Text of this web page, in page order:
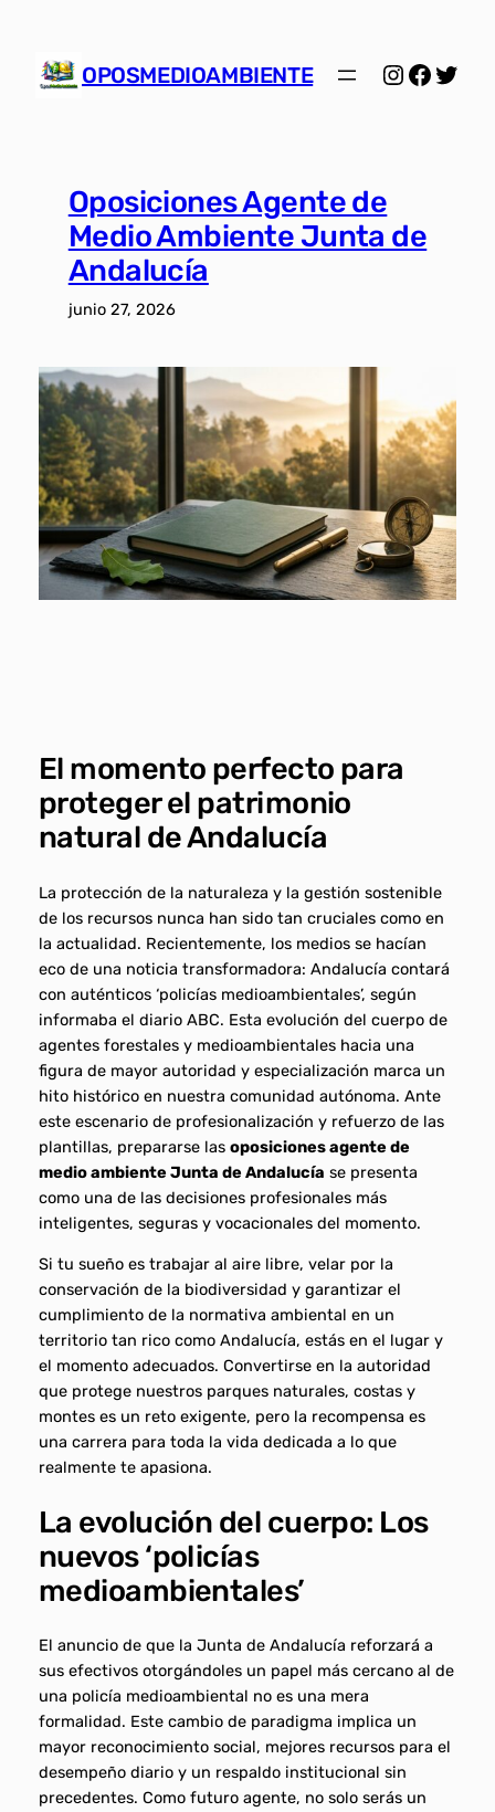
contenidoOPOSMEDIOAMBIENTE
Oposiciones Agente de
Medio Ambiente Junta de
Andalucía
junio 27, 2026
El momento perfecto para
proteger el patrimonio
natural de Andalucía
La protección de la naturaleza y la gestión sostenible
de los recursos nunca han sido tan cruciales como en
la actualidad. Recientemente, los medios se hacían
eco de una noticia transformadora: Andalucía contará
con auténticos ‘policías medioambientales’, según
informaba el diario ABC. Esta evolución del cuerpo de
agentes forestales y medioambientales hacia una
figura de mayor autoridad y especialización marca un
hito histórico en nuestra comunidad autónoma. Ante
este escenario de profesionalización y refuerzo de las
plantillas, prepararse las oposiciones agente de
medio ambiente Junta de Andalucía se presenta
como una de las decisiones profesionales más
inteligentes, seguras y vocacionales del momento.
Si tu sueño es trabajar al aire libre, velar por la
conservación de la biodiversidad y garantizar el
cumplimiento de la normativa ambiental en un
territorio tan rico como Andalucía, estás en el lugar y
el momento adecuados. Convertirse en la autoridad
que protege nuestros parques naturales, costas y
montes es un reto exigente, pero la recompensa es
una carrera para toda la vida dedicada a lo que
realmente te apasiona.
La evolución del cuerpo: Los
nuevos ‘policías
medioambientales’
El anuncio de que la Junta de Andalucía reforzará a
sus efectivos otorgándoles un papel más cercano al de
una policía medioambiental no es una mera
formalidad. Este cambio de paradigma implica un
mayor reconocimiento social, mejores recursos para el
desempeño diario y un respaldo institucional sin
precedentes. Como futuro agente, no solo serás un